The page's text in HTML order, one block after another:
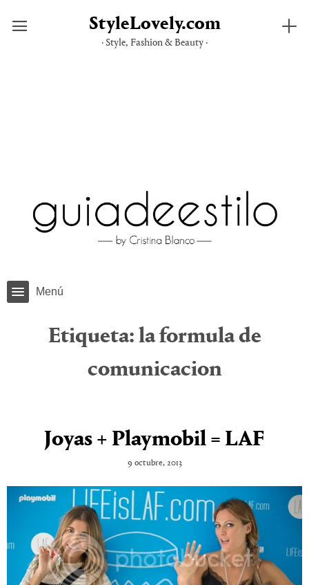
StyleLovely.com
· Style, Fashion & Beauty ·
Menú
Etiqueta: la formula de
comunicacion
Joyas + Playmobil = LAF
9 octubre, 2013